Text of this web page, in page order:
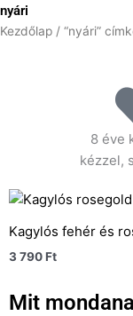
nyári
Kezdőlap / “nyári”
8 éve
kézzel,
Kagylós fehér és
3 790Ft
Mit